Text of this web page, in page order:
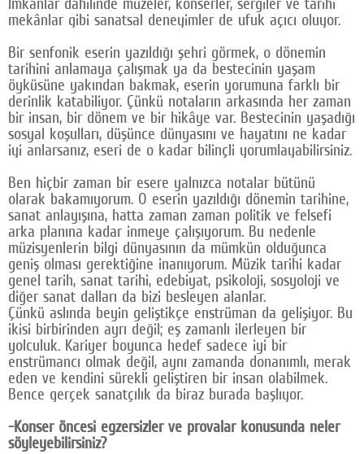
mekânlar gibi sanatsal deneyimler de ufuk açıcı oluyor.
Bir senfonik eserin yazıldığı şehri görmek, o dönemin
tarihini anlamaya çalışmak ya da bestecinin yaşam
öyküsüne yakından bakmak, eserin yorumuna farklı bir
derinlik katabiliyor. Çünkü notaların arkasında her zaman
bir insan, bir dönem ve bir hikâye var. Bestecinin yaşadığı
sosyal koşulları, düşünce dünyasını ve hayatını ne kadar
iyi anlarsanız, eseri de o kadar bilinçli yorumlayabilirsiniz.
Ben hiçbir zaman bir esere yalnızca notalar bütünü
olarak bakamıyorum. O eserin yazıldığı dönemin tarihine,
sanat anlayışına, hatta zaman zaman politik ve felsefi
arka planına kadar inmeye çalışıyorum. Bu nedenle
müzisyenlerin bilgi dünyasının da mümkün olduğunca
geniş olması gerektiğine inanıyorum. Müzik tarihi kadar
genel tarih, sanat tarihi, edebiyat, psikoloji, sosyoloji ve
diğer sanat dalları da bizi besleyen alanlar.
Çünkü aslında beyin geliştikçe enstrüman da gelişiyor. Bu
ikisi birbirinden ayrı değil; eş zamanlı ilerleyen bir
yolculuk. Kariyer boyunca hedef sadece iyi bir
enstrümancı olmak değil, aynı zamanda donanımlı, merak
eden ve kendini sürekli geliştiren bir insan olabilmek.
Bence gerçek sanatçılık da biraz burada başlıyor.
-Konser öncesi egzersizler ve provalar konusunda neler
söyleyebilirsiniz?